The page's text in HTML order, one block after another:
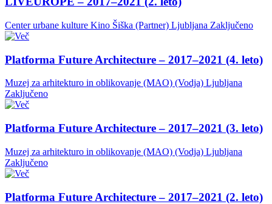
Center urbane kulture Kino Šiška (Partner) Ljubljana Zaključeno
Platforma Future Architecture – 2017–2021 (4. leto)
Muzej za arhitekturo in oblikovanje (MAO) (Vodja) Ljubljana
Zaključeno
Platforma Future Architecture – 2017–2021 (3. leto)
Muzej za arhitekturo in oblikovanje (MAO) (Vodja) Ljubljana
Zaključeno
Platforma Future Architecture – 2017–2021 (2. leto)